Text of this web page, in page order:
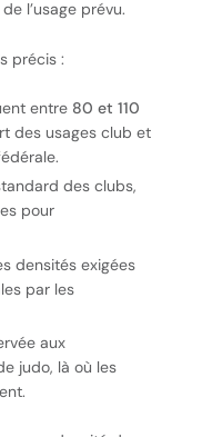
l’usage prévu.
précis :
entre 80 et 110
des usages club et
des clubs,
pour
densités exigées
par les
aux
judo, là où les